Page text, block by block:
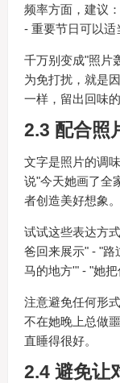
频率方面，建议
- 重要节日可以适
千万别变成"照片
为免打扰，就是
一样，留出回味的
2.3 配合照
文字是照片的调
说"今天她画了全
者创造美好想象。
试试这些表达方
爸回来展示" - "路
马的地方'" - "她
注意避免任何形
不在她晚上总做
直睡得很好。
2.4 避免让